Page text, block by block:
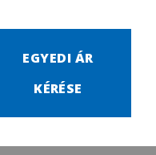
EGYEDI ÁR
KÉRÉSE